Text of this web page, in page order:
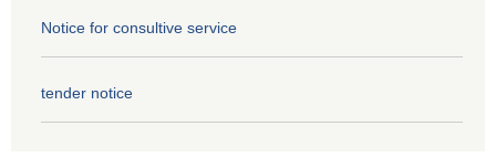
Notice for consultive service
tender notice